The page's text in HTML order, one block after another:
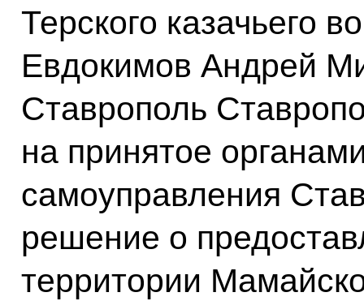
Терского казачьего
Евдокимов Андрей
Ставрополь
на принятое
самоуправления
решение о
территории